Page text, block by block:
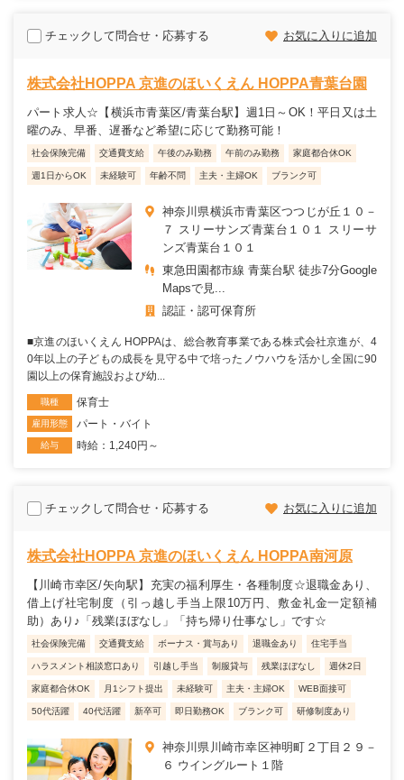
チェックして問合せ・応募する お気に入りに追加
株式会社HOPPA 京進のほいくえん HOPPA青葉台園
パート求人☆【横浜市青葉区/青葉台駅】週1日～OK！平日又は土
曜のみ、早番、遅番など希望に応じて勤務可能！
社会保険完備 交通費支給 午後のみ勤務 午前のみ勤務 家庭都合休OK
週1日からOK 未経験可 年齢不問 主夫・主婦OK ブランク可
神奈川県横浜市青葉区つつじが丘１０－
７ スリーサンズ青葉台１０１ スリーサ
ンズ青葉台１０１
東急田園都市線 青葉台駅 徒歩7分Google
Mapsで見...
認証・認可保育所
■京進のほいくえん HOPPAは、総合教育事業である株式会社京進が、4
0年以上の子どもの成長を見守る中で培ったノウハウを活かし全国に90
園以上の保育施設および幼...
職種 保育士
雇用形態 パート・バイト
給与 時給：1,240円～
チェックして問合せ・応募する お気に入りに追加
株式会社HOPPA 京進のほいくえん HOPPA南河原
【川崎市幸区/矢向駅】充実の福利厚生・各種制度☆退職金あり、
借上げ社宅制度（引っ越し手当上限10万円、敷金礼金一定額補
助）あり♪「残業ほぼなし」「持ち帰り仕事なし」です☆
社会保険完備 交通費支給 ボーナス・賞与あり 退職金あり 住宅手当
ハラスメント相談窓口あり 引越し手当 制服貸与 残業ほぼなし 週休2日
家庭都合休OK 月1シフト提出 未経験可 主夫・主婦OK WEB面接可
50代活躍 40代活躍 新卒可 即日勤務OK ブランク可 研修制度あり
神奈川県川崎市幸区神明町２丁目２９－
６ ウイングルート１階